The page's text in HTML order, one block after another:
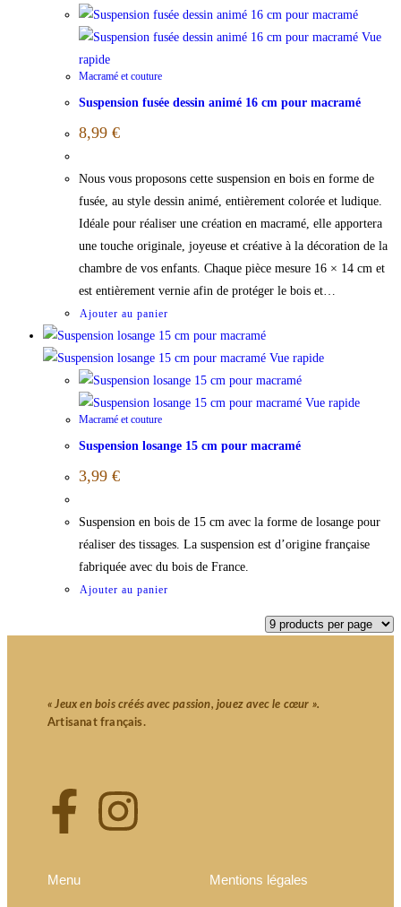
Vue
rapide
Macramé et couture
Suspension fusée dessin animé 16 cm pour macramé
8,99 €
Nous vous proposons cette suspension en bois en forme de
fusée, au style dessin animé, entièrement colorée et ludique.
Idéale pour réaliser une création en macramé, elle apportera
une touche originale, joyeuse et créative à la décoration de la
chambre de vos enfants. Chaque pièce mesure 16 × 14 cm et
est entièrement vernie afin de protéger le bois et…
Ajouter au panier
Vue rapide
Vue rapide
Macramé et couture
Suspension losange 15 cm pour macramé
3,99 €
Suspension en bois de 15 cm avec la forme de losange pour
réaliser des tissages. La suspension est d’origine française
fabriquée avec du bois de France.
Ajouter au panier
« Jeux en bois créés avec passion, jouez avec le cœur ».
Artisanat français.
Menu Mentions légales